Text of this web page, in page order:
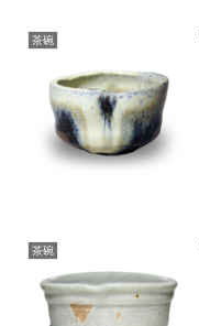
茶碗
茶碗